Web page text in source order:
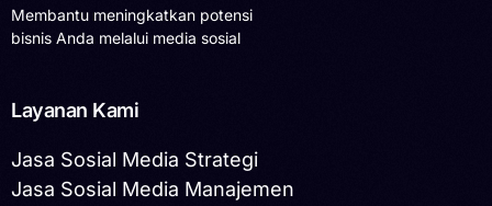
Membantu meningkatkan potensi
bisnis Anda melalui media sosial
Layanan Kami
Jasa Sosial Media Strategi
Jasa Sosial Media Manajemen